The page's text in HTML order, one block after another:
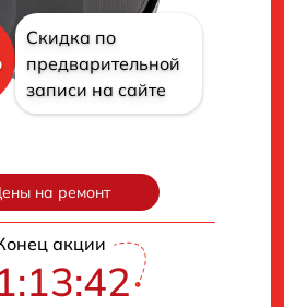
Скидка по
предварительной
записи на сайте
на ремонт
акции